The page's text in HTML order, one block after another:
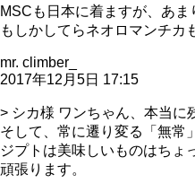
MSCも日本に着ますが、あま
もしかしてらネオロマンチカ
mr. climber_
2017年12月5日 17:15
> シカ様 ワンちゃん、本当に
そして、常に遷り変る「無常
ジプトは美味しいものはちょ
頑張ります。